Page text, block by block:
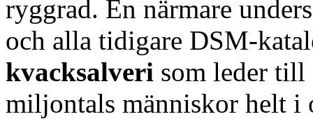
ryggrad. En närmare
och alla tidigare DSM-
kvacksalveri som leder till
miljontals människor helt i